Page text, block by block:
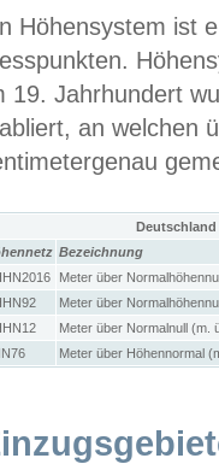
Höhensystem ist
19. Jahrhundert
an welchen
Bezeichnung
Meter über
Meter über
Meter über Normalnull (m.
Meter über Höhennormal